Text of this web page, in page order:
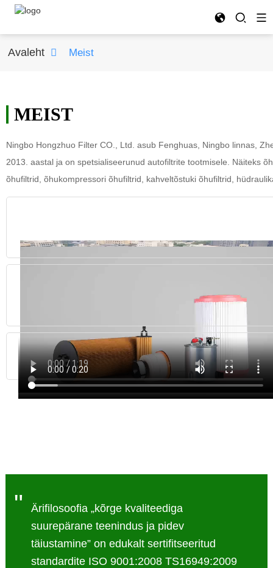
Avaleht Meist
MEIST
Ningbo Hongzhuo Filter CO., Ltd. asub Fenghuas, Ningbo linnas,
2013. aastal ja on spetsialiseerunud autofiltrite tootmisele. Näiteks
õhufiltrid, õhukompressori õhufiltrid, kahveltõstuki õhufiltrid,
"
Ärifilosoofia „kõrge kvaliteediga
suurepärane teenindus ja pidev
täiustamine” on edukalt sertifitseeritud
standardite ISO 9001:2008 TS16949:2009